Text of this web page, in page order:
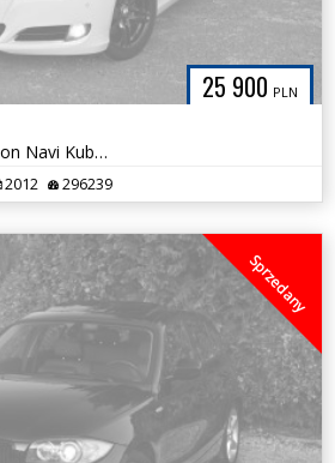
25 900 PLN
BMW 320d 184KM Xenon Navi Kubełki NOWY ROZRZĄD Automat Uchwyty Napoje
2012 296239
Sprzedany